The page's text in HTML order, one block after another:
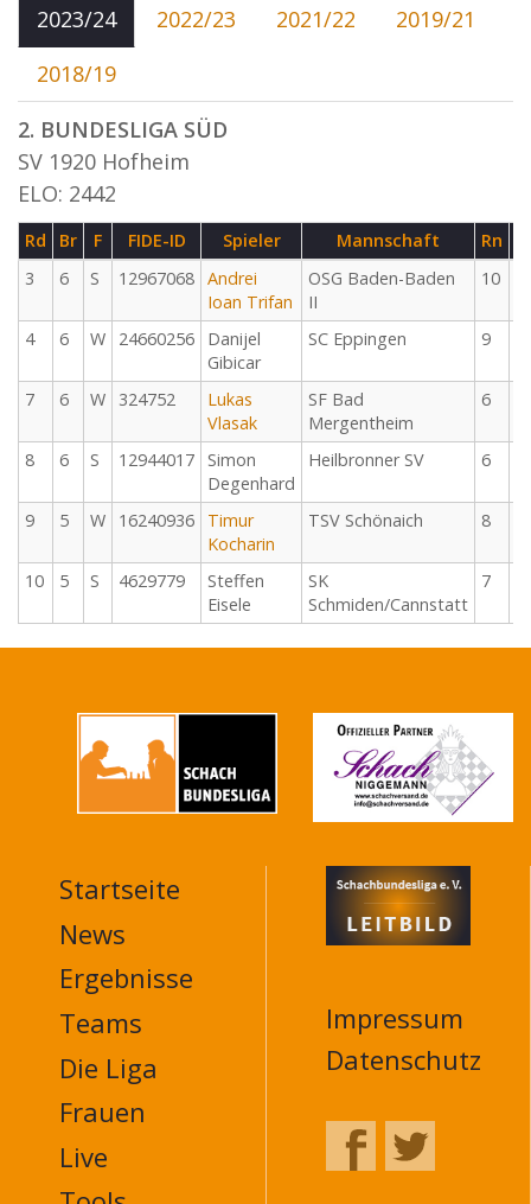
2023/24 2022/23 2021/22
2019/21
2018/19
2. BUNDESLIGA SÜD
SV 1920 Hofheim
ELO: 2442
Rd Br F FIDE-ID Spieler Mannschaft Rn
3
6 S 12967068 Andrei
Ioan Trifan
OSG Baden-Baden
II
10
4
6 W 24660256
Danijel
Gibicar
SC Eppingen 9
7
6 W 324752
Lukas
Vlasak
SF Bad
Mergentheim
6
8
6 S 12944017
Simon
Degenhard
Heilbronner SV 6
9
5 W 16240936
Timur
Kocharin
TSV Schönaich 8
10
5 S 4629779
Steffen
Eisele
SK
Schmiden/Cannstatt
7
MAIN
NAVIGATION
FOOTER
Startseite
News
Ergebnisse
Teams
Die Liga
Frauen
Live
Impressum
Datenschutz